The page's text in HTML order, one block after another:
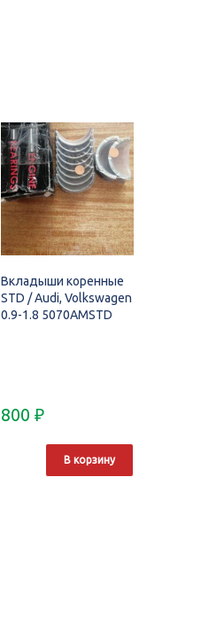
Вкладыши коренные
STD / Audi, Volkswagen
0.9-1.8 5070AMSTD
800 ₽
В корзину